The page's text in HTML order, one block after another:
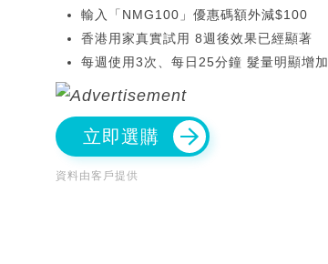
輸入「NMG100」優惠碼額外減$100
香港用家真實試用 8週後效果已經顯著
每週使用3次、每日25分鐘 髮量明顯增加
立即選購
資料由客戶提供